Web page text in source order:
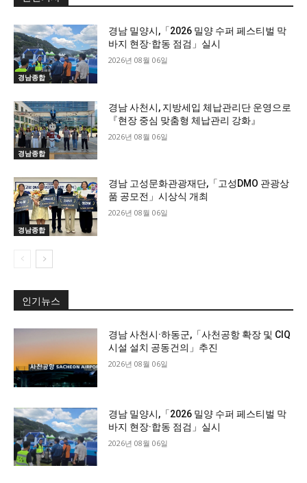
경남종합
경남 밀양시,「2026 밀양 수퍼 페스티벌 막
바지 현장·합동 점검」실시
2026년 08월 06일
경남종합
경남 사천시, 지방세입 체납관리단 운영으로
『현장 중심 맞춤형 체납관리 강화』
2026년 08월 06일
경남종합
경남 고성문화관광재단,「고성DMO 관광상
품 공모전」시상식 개최
2026년 08월 06일
인기뉴스
경남 사천시·하동군,「사천공항 확장 및 CIQ
시설 설치 공동건의」추진
2026년 08월 06일
경남 밀양시,「2026 밀양 수퍼 페스티벌 막
바지 현장·합동 점검」실시
2026년 08월 06일